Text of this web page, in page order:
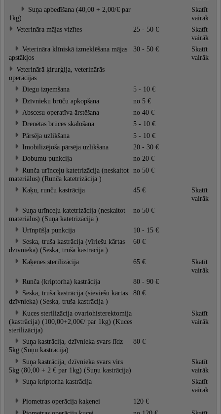
Suņa apbedīšana (40,00 + 2,00/€ par
1kg)
Skatīt
vairāk
Veterināra mājas vizītes
25 - 50 €
Skatīt
vairāk
Veterināra klīniskā izmeklēšana mājas
apstākļos
30 - 50 €
Skatīt
vairāk
Veterinārā ķirurģija, veterinārās
operācijas
Diegu izņemšana
5 - 10 €
Dzīvnieku brūču apkopšana
no 5 €
Abscesu operatīva ārstēšana
no 40 €
Drenētas brūces skalošana
5 - 10 €
Pārsēja uzlikšana
5 - 10 €
Imobilizējoša pārsēja uzlikšana
20 - 30 €
Dobumu punkcija
no 20 €
Runča urīnceļu katetrizācija (neskaitot
materiālus) (Runča katetrizācija )
no 50 €
Kaķu, runču kastrācija 45 €
Skatīt
vairāk
Suņa urīnceļu katetrizācija (neskaitot
materiālus) (Suņa katetrizācija )
no 50 €
Urīnpūšļa punkcija
10 - 15 €
Seska, truša kastrācija (vīriešu kārtas
dzīvnieka) (Seska, truša kastrācija )
60 €
Kaķenes sterilizācija 65 €
Skatīt
vairāk
Runča (kriptorha) kastrācija
80 - 90 €
Seska, truša kastrācija (sieviešu kārtas
dzīvnieka) (Seska, truša kastrācija )
80 €
Kuces sterilizācija ovariohisterektomija
(kastrācija) (100,00+2,00€/ par 1kg) (Kuces
sterilizācija)
Skatīt
vairāk
Suņa kastrācija, dzīvnieka svars līdz
5kg (Suņu kastrācija)
80 €
Suņa kastrācija, dzīvnieka svars virs
5kg (80,00 + 2 € par 1kg) (Suņu kastrācija)
Skatīt
vairāk
Suņa kriptorha kastrācija
Skatīt
vairāk
Piometras operācija kaķenei
120 €